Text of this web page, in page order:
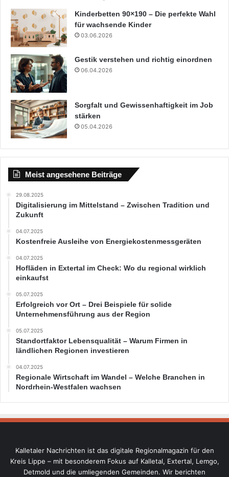
Kinderbetten 90×190 – Die perfekte Wahl
für wachsende Kinder
03.06.2026
Gestik verstehen und richtig einordnen
06.04.2026
Sorgfalt und Gewissenhaftigkeit im Job
stärken
05.04.2026
Meist angesehene Beiträge
29.08.2025
Digitalisierung im Mittelstand – Zwischen Tradition und
Zukunft
04.07.2025
Kostenfreie Ausleihe von Energiekostenmessgeräten
04.07.2025
Hofläden in Extertal im Check: Wo du regional wirklich
einkaufst
05.07.2025
Erfolgreich vor Ort – Drei Beispiele für solide
Unternehmensführung aus der Region
05.07.2025
Standortfaktor Lebensqualität – Warum Firmen in
ländlichen Regionen investieren
04.07.2025
Regionale Wirtschaft im Wandel – Welche Branchen in
Nordrhein-Westfalen wachsen
Kalletaler Nachrichten ist das digitale Regionalmagazin für den
Kreis Lippe – mit besonderem Fokus auf Kalletal, Extertal, Lemgo,
Detmold und die umliegenden Gemeinden. Wir berichten